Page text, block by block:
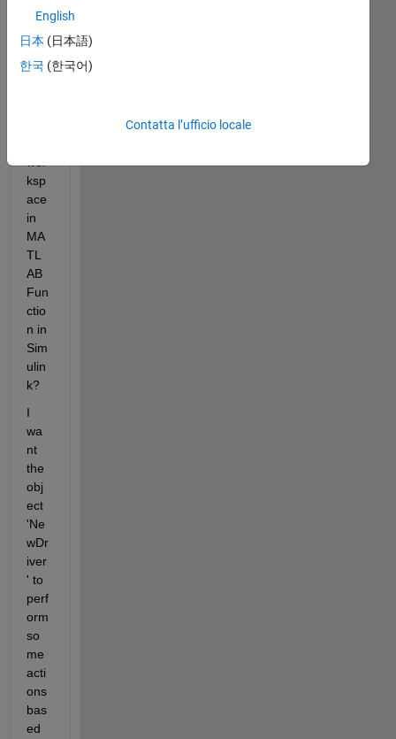
with
the
obj
ect
ksp
ace
in
MA
TL
AB
Fun
ctio
n in
Sim
ulin
k?
I
wa
nt
the
obj
ect
'Ne
wDr
iver
' to
perf
orm
so
me
acti
ons
bas
ed
English
日本 (日本語)
한국 (한국어)
Contatta l’ufficio locale